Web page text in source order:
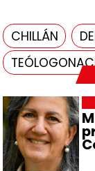
CHILLÁN